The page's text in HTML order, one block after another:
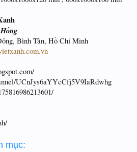
Bình Tân, Hồ Chí Minh
UCnJys6aYYcCfj5V9IaRdwhg
mục: